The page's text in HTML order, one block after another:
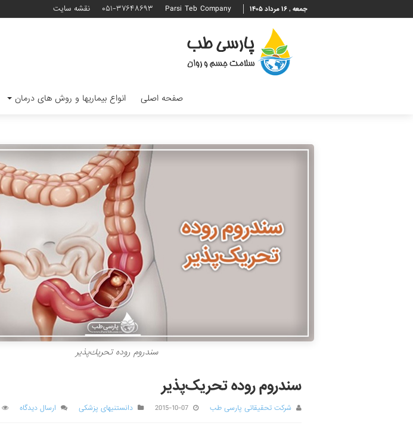
جمعه , ۱۶ مرداد ۱۴۰۵ Parsi Teb Company ۰۵۱-۳۷۶۴۸۶۹۳ نقشه سایت
صفحه اصلی انواع بیماریها و روش های درمان
سندروم روده تحریك‌پذیر
سندروم روده تحریک‌پذیر
شرکت تحقیقاتی پارسی طب 2015-10-07 دانستنیهای پزشکی ارسال دیدگاه